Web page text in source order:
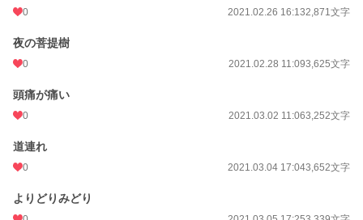
0 2021.02.26 16:132,871文字
夜の菩提樹
0 2021.02.28 11:093,625文字
頭痛が痛い
0 2021.03.02 11:063,252文字
道連れ
0 2021.03.04 17:043,652文字
よりどりみどり